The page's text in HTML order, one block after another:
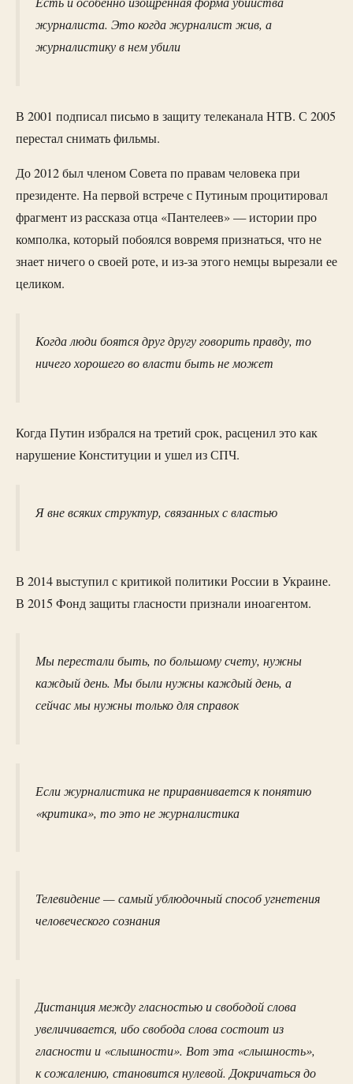
журналиста. Это когда журналист жив, а
журналистику в нем убили
В 2001 подписал письмо в защиту телеканала НТВ. С 2005
перестал снимать фильмы.
До 2012 был членом Совета по правам человека при
президенте. На первой встрече с Путиным процитировал
фрагмент из рассказа отца «Пантелеев» — истории про
комполка, который побоялся вовремя признаться, что не
знает ничего о своей роте, и из-за этого немцы вырезали ее
целиком.
Когда люди боятся друг другу говорить правду, то
ничего хорошего во власти быть не может
Когда Путин избрался на третий срок, расценил это как
нарушение Конституции и ушел из СПЧ.
Я вне всяких структур, связанных с властью
В 2014 выступил с критикой политики России в Украине.
В 2015 Фонд защиты гласности признали иноагентом.
Мы перестали быть, по большому счету, нужны
каждый день. Мы были нужны каждый день, а
сейчас мы нужны только для справок
Если журналистика не приравнивается к понятию
«критика», то это не журналистика
Телевидение — самый ублюдочный способ угнетения
человеческого сознания
Дистанция между гласностью и свободой слова
увеличивается, ибо свобода слова состоит из
гласности и «слышности». Вот эта «слышность»,
к сожалению, становится нулевой. Докричаться до